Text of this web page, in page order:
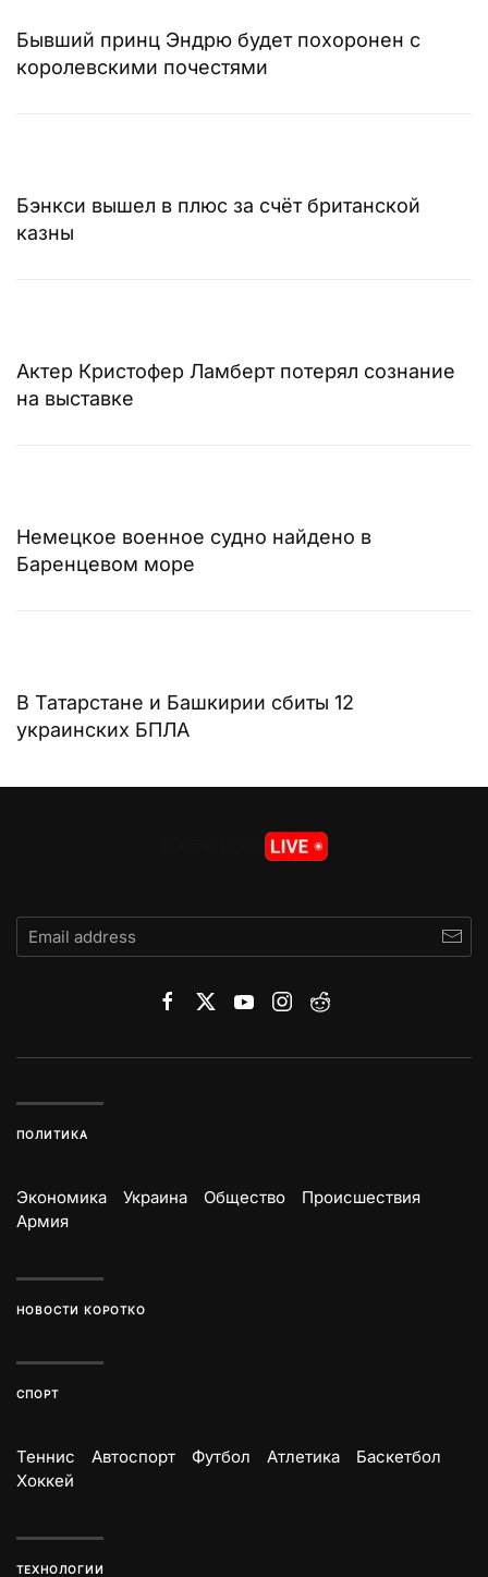
Бывший принц Эндрю будет похоронен с
королевскими почестями
Бэнкси вышел в плюс за счёт британской
казны
Актер Кристофер Ламберт потерял сознание
на выставке
Немецкое военное судно найдено в
Баренцевом море
В Татарстане и Башкирии сбиты 12
украинских БПЛА
ПОЛИТИКА
Экономика Украина Общество
Происшествия
Армия
НОВОСТИ КОРОТКО
СПОРТ
Теннис Автоспорт Футбол Атлетика
Баскетбол
Хоккей
ТЕХНОЛОГИИ